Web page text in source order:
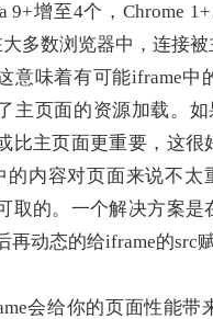
9+增至4个，Chrome
多数浏览器中，连接
意味着有可能iframe中
主页面的资源加载。如
比主页面更重要，这很
的内容对页面来说不太
取的。一个解决方案是
再动态的给iframe的src赋
会给你的页面性能带